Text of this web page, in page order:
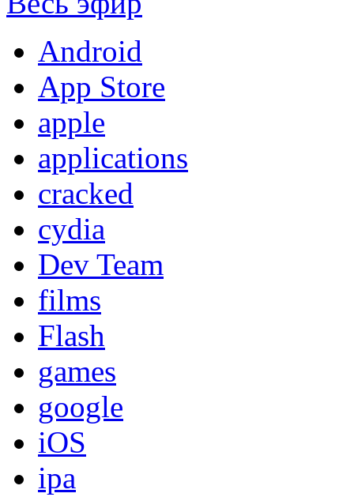
Android
App Store
apple
applications
cracked
cydia
Dev Team
films
Flash
games
google
iOS
ipa